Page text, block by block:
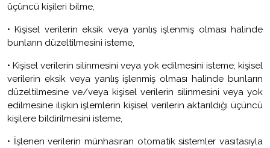
üçüncü kişileri bilme,
• Kişisel verilerin eksik veya yanlış işlenmiş olması halinde
bunların düzeltilmesini isteme,
• Kişisel verilerin silinmesini veya yok edilmesini isteme; kişisel
verilerin eksik veya yanlış işlenmiş olması halinde bunların
düzeltilmesine ve/veya kişisel verilerin silinmesini veya yok
edilmesine ilişkin işlemlerin kişisel verilerin aktarıldığı üçüncü
kişilere bildirilmesini isteme,
• İşlenen verilerin münhasıran otomatik sistemler vasıtasıyla